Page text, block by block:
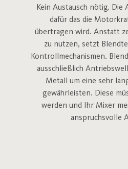
Kein Austausch nötig.
dafür das die
übertragen wird. Anstatt
zu nutzen, setzt
Kontrollmechanismen.
ausschließlich
Metall um eine sehr
gewährleisten. Diese
werden und Ihr Mixer
anspruchsvolle